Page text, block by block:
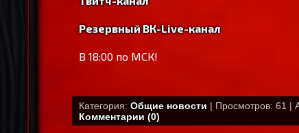
Резервный ВК-Live-канал
В 18:00 по МСК!
Категория: Общие новости | Просмотров: 61 |
Комментарии (0)